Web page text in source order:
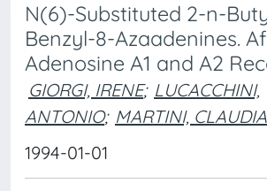
N(6)-Substituted 2-n-
Benzyl-8-Azaadenines.
Adenosine A1 and A2
GIORGI, IRENE; LUCACCHINI,
ANTONIO; MARTINI, CLAUDIA
1994-01-01